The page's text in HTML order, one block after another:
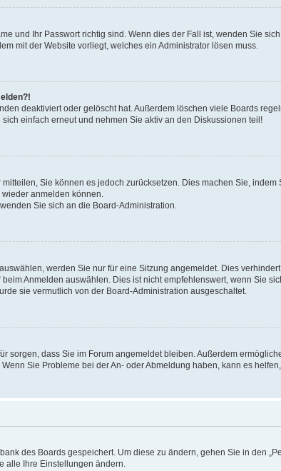
und Ihr Passwort richtig sind. Wenn dies der Fall ist, wenden Sie
mit der Website vorliegt, welches ein Administrator lösen muss.
deaktiviert oder gelöscht hat. Außerdem löschen viele Boards
einfach erneut und nehmen Sie aktiv an den Diskussionen teil!
Sie können es jedoch zurücksetzen. Dies machen Sie,
anmelden können.
Sie sich an die Board-Administration.
werden Sie nur für eine Sitzung angemeldet. Dies
Anmelden auswählen. Dies ist nicht empfehlenswert, wenn Sie
sie vermutlich von der Board-Administration ausgeschaltet.
sorgen, dass Sie im Forum angemeldet bleiben. Außerdem
Sie Probleme bei der An- oder Abmeldung haben, kann es
des Boards gespeichert. Um diese zu ändern, gehen Sie in den
alle Ihre Einstellungen ändern.